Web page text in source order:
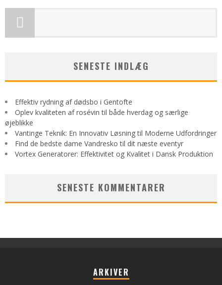
SENESTE INDLÆG
Effektiv rydning af dødsbo i Gentofte
Oplev kvaliteten af rosévin til både hverdag og særlige
øjeblikke
Vantinge Teknik: En Innovativ Løsning til Moderne Udfordringer
Find de bedste dame Vandresko til dit næste eventyr
Vortex Generatorer: Effektivitet og Kvalitet i Dansk Produktion
SENESTE KOMMENTARER
ARKIVER